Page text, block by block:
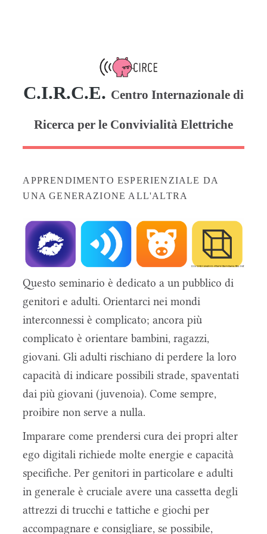
C.I.R.C.E. Centro Internazionale di
Ricerca per le Convivialità Elettriche
APPRENDIMENTO ESPERIENZIALE DA
UNA GENERAZIONE ALL'ALTRA
Questo seminario è dedicato a un pubblico di
genitori e adulti. Orientarci nei mondi
interconnessi è complicato; ancora più
complicato è orientare bambini, ragazzi,
giovani. Gli adulti rischiano di perdere la loro
capacità di indicare possibili strade, spaventati
dai più giovani (juvenoia). Come sempre,
proibire non serve a nulla.
Imparare come prendersi cura dei propri alter
ego digitali richiede molte energie e capacità
specifiche. Per genitori in particolare e adulti
in generale è cruciale avere una cassetta degli
attrezzi di trucchi e tattiche e giochi per
accompagnare e consigliare, se possibile,